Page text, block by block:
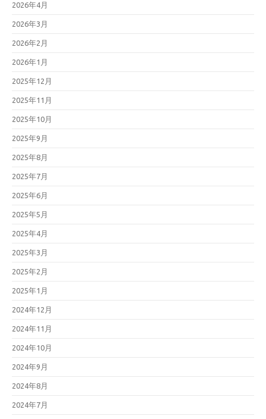
2026年4月
2026年3月
2026年2月
2026年1月
2025年12月
2025年11月
2025年10月
2025年9月
2025年8月
2025年7月
2025年6月
2025年5月
2025年4月
2025年3月
2025年2月
2025年1月
2024年12月
2024年11月
2024年10月
2024年9月
2024年8月
2024年7月